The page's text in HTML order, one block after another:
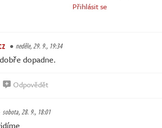
Přihlásit se
neděle, 29. 9., 19:34
dopadne.
Odpovědět
sobota, 28. 9., 18:01